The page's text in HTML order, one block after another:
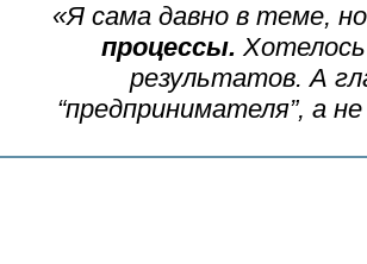
«Я сама давно в теме,
процессы.
результатов. А
“предпринимателя”, а